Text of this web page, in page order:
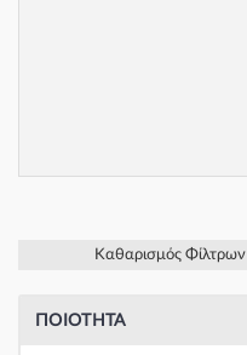
Καθαρισμός Φίλτρων
ΠΟΙΌΤΗΤΑ